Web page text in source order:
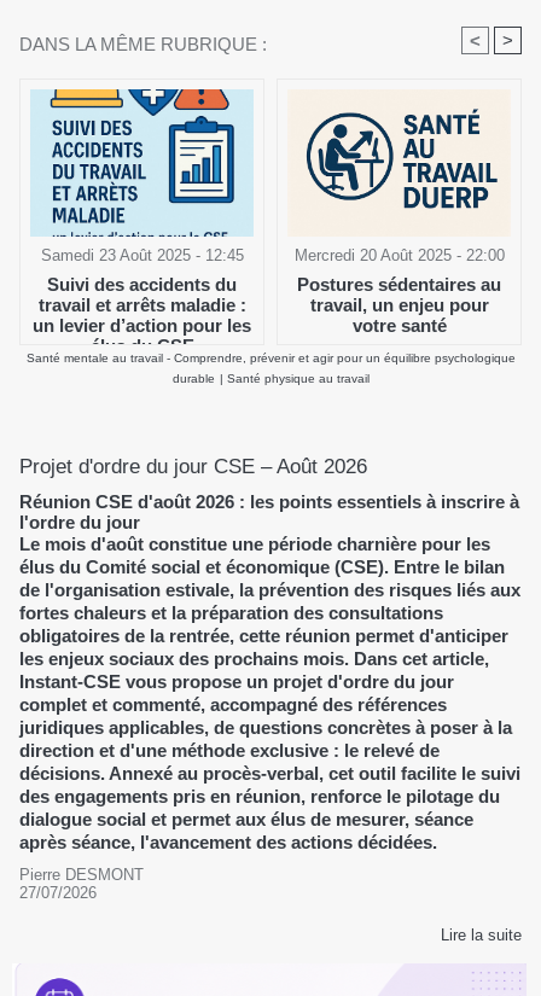
DANS LA MÊME RUBRIQUE : < >
Samedi 23 Août 2025 - 12:45
Suivi des accidents du
travail et arrêts maladie :
un levier d’action pour les
élus du CSE
Mercredi 20 Août 2025 - 22:00
Postures sédentaires au
travail, un enjeu pour
votre santé
Santé mentale au travail - Comprendre, prévenir et agir pour un équilibre psychologique
durable | Santé physique au travail
Projet d'ordre du jour CSE – Août 2026
Réunion CSE d'août 2026 : les points essentiels à inscrire à
l'ordre du jour
Le mois d'août constitue une période charnière pour les
élus du Comité social et économique (CSE). Entre le bilan
de l'organisation estivale, la prévention des risques liés aux
fortes chaleurs et la préparation des consultations
obligatoires de la rentrée, cette réunion permet d'anticiper
les enjeux sociaux des prochains mois. Dans cet article,
Instant-CSE vous propose un projet d'ordre du jour
complet et commenté, accompagné des références
juridiques applicables, de questions concrètes à poser à la
direction et d'une méthode exclusive : le relevé de
décisions. Annexé au procès-verbal, cet outil facilite le suivi
des engagements pris en réunion, renforce le pilotage du
dialogue social et permet aux élus de mesurer, séance
après séance, l'avancement des actions décidées.
Pierre DESMONT
27/07/2026
Lire la suite